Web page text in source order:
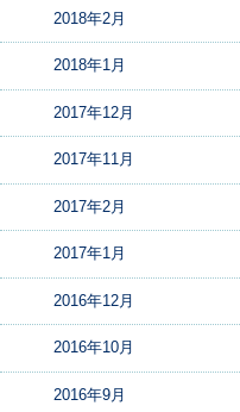
2018年2月
2018年1月
2017年12月
2017年11月
2017年2月
2017年1月
2016年12月
2016年10月
2016年9月